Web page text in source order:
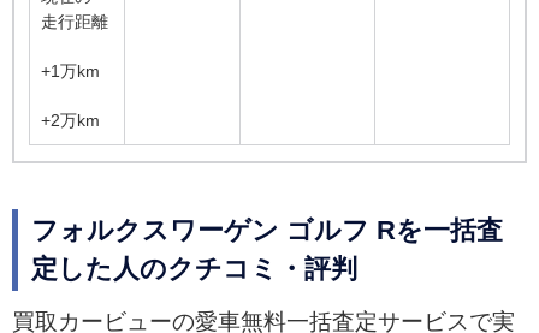
走行距離
+1万km
+2万km
フォルクスワーゲン ゴルフ Rを一括査
定した人のクチコミ・評判
買取カービューの愛車無料一括査定サービスで実